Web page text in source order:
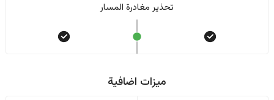
تحذير مغادرة المسار
ميزات اضافية